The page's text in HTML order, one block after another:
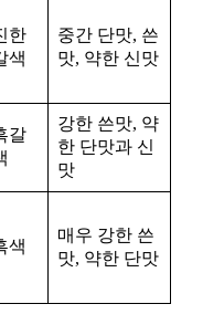
한
색
중간 단맛, 쓴
맛, 약한 신맛
갈
강한 쓴맛, 약
한 단맛과 신
맛
색
매우 강한 쓴
맛, 약한 단맛